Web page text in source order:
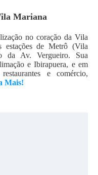
Mariana
no coração da Vila
estações de Metrô (Vila
Av. Vergueiro. Sua
e Ibirapuera, e em
e comércio,
Mais!